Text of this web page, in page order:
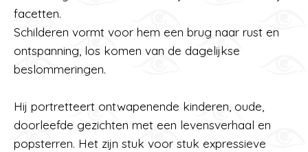
facetten.
Schilderen vormt voor hem een brug naar rust en
ontspanning, los komen van de dagelijkse
beslommeringen.
Hij portretteert ontwapenende kinderen, oude,
doorleefde gezichten met een levensverhaal en
popsterren. Het zijn stuk voor stuk expressieve